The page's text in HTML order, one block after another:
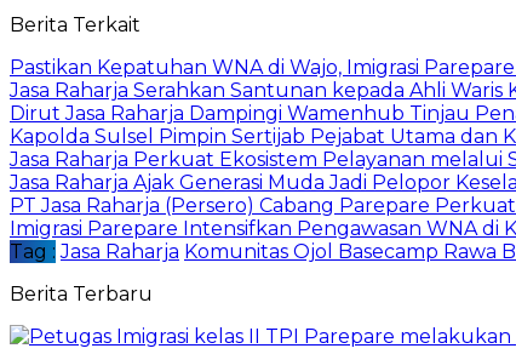
Email
Berita Terkait
Pastikan Kepatuhan WNA di Wajo, Imigrasi
Jasa Raharja Serahkan Santunan kepada Ahli
Dirut Jasa Raharja Dampingi Wamenhub Tinjau
Kapolda Sulsel Pimpin Sertijab Pejabat Utama dan
Jasa Raharja Perkuat Ekosistem Pelayanan
Jasa Raharja Ajak Generasi Muda Jadi Pelopor
PT Jasa Raharja (Persero) Cabang Parepare
Imigrasi Parepare Intensifkan Pengawasan WNA di
Tag : Jasa Raharja Komunitas Ojol Basecamp Rawa
Berita Terbaru